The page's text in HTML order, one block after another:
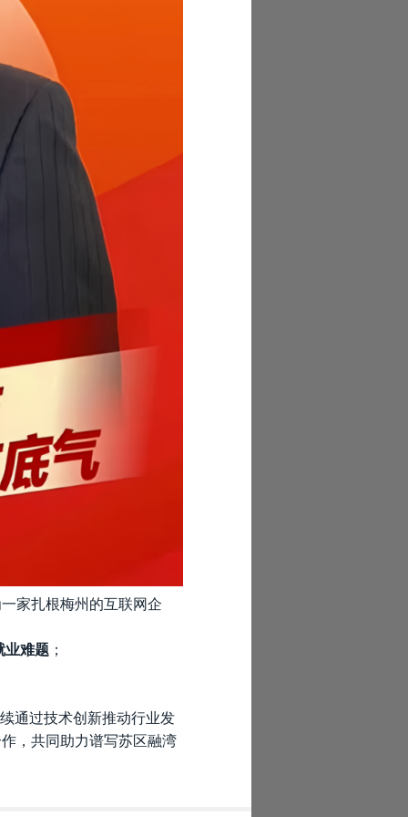
家扎根梅州的互联网企
业难题 ；
通过技术创新推动行业发
，共同助力谱写苏区融湾